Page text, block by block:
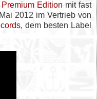
Premium Edition mit fast
2012 im Vertrieb von
, dem besten Label